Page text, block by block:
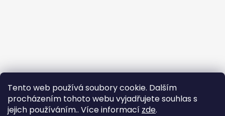
Tento web používá soubory cookie. Dalším
procházením tohoto webu vyjadřujete souhlas s
jejich používáním.. Více informací zde.